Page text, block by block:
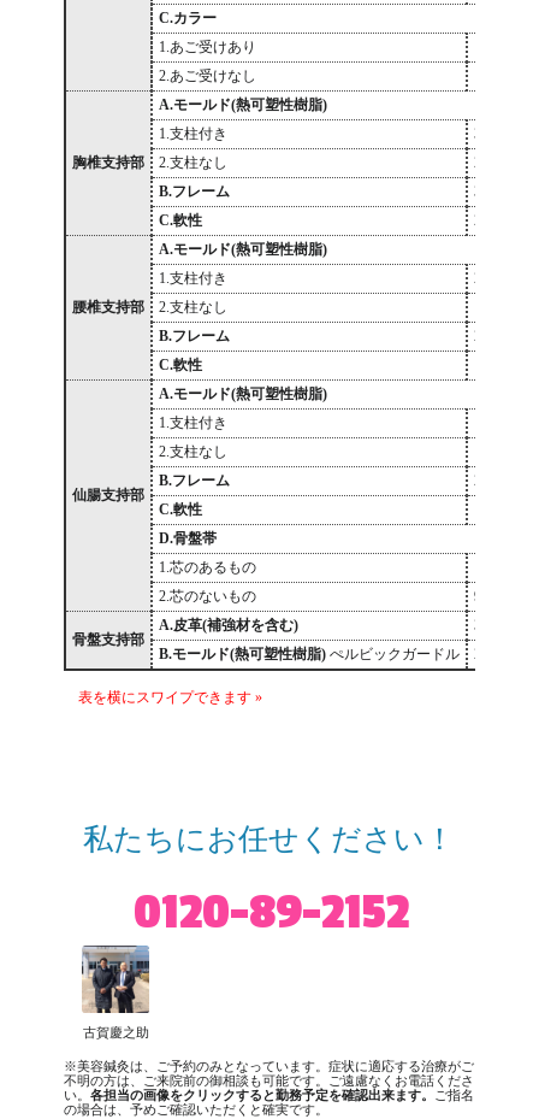
C.カラー
1.あご受けあり
2.あご受けなし
胸椎支持部
A.モールド(熱可塑性樹脂)
1.支柱付き
36,500
2.支柱なし
27,100
B.フレーム
36,600
C.軟性
21,400
腰椎支持部
A.モールド(熱可塑性樹脂)
1.支柱付き
24,300
2.支柱なし
B.フレーム
29,500
C.軟性
仙腸支持部
A.モールド(熱可塑性樹脂)
1.支柱付き
2.支柱なし
B.フレーム
25,800
C.軟性
D.骨盤帯
1.芯のあるもの
2.芯のないもの
9,500
骨盤支持部
A.皮革(補強材を含む)
37,800
B.モールド(熱可塑性樹脂) ぺルビックガードル 28,200
私たちにお任せください！
0120-89-2152
古賀慶之助
※美容鍼灸は、ご予約のみとなっています。症状に適応する治療がご
不明の方は、ご来院前の御相談も可能です。ご遠慮なくお電話くださ
い。各担当の画像をクリックすると勤務予定を確認出来ます。
ご指名
の場合は、予めご確認いただくと確実です。